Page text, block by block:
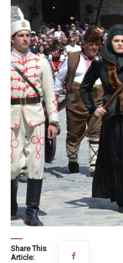
Share This
Article: